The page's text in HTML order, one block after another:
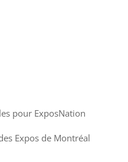
pour ExposNation
Expos de Montréal